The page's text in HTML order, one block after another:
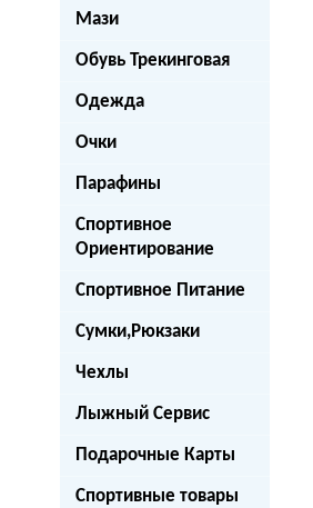
Мази
Обувь Трекинговая
Одежда
Очки
Парафины
Спортивное
Ориентирование
Спортивное Питание
Сумки,Рюкзаки
Чехлы
Лыжный Сервис
Подарочные Карты
Спортивные товары